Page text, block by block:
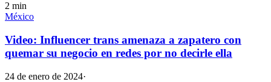
2 min
México
Video: Influencer trans amenaza a zapatero con
quemar su negocio en redes por no decirle ella
24 de enero de 2024·